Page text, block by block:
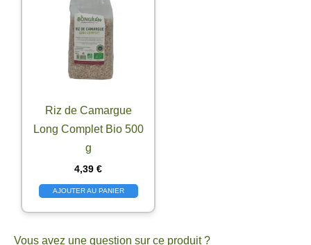
Riz de Camargue
Long Complet Bio 500
g
4,39 €
AJOUTER AU PANIER
Vous avez une question sur ce produit ?